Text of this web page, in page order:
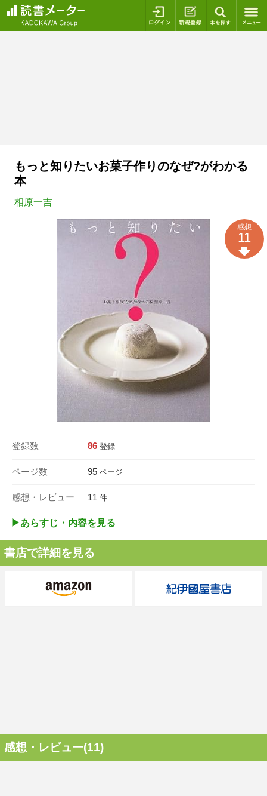
ログイン 新規登録
もっと知りたいお菓子作りのなぜ?がわかる
本
相原一吉
登録数 86 登録
ページ数 95 ページ
感想・レビュー 11 件
感想
11
▶︎あらすじ・内容を見る
書店で詳細を見る
感想・レビュー(11)